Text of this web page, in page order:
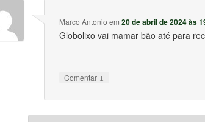
Marco Antonio em20 de abril de 2024 às
Globolixo vai mamar bão até para
Comentar ↓